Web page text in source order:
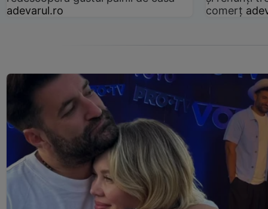
adevarul.ro
comerț